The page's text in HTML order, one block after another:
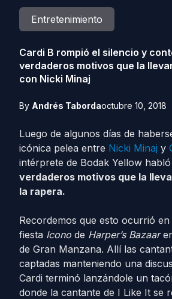
Entretenimiento
Cardi B rompió el silencio y
verdaderos motivos que la
con Nicki Minaj
By Andrés Tabordaoctubre 10, 2018
Luego de algunos días de
icónica pelea entre Nicki Minaj y
intérprete de Bodak Yellow
verdaderos motivos que la
la rapera.
Recordemos que esto ocurrió en
fiesta Icono de Harper’s Bazaar
de Gran Manzana. Allí las
captadas manteniendo una
Cardi terminó lanzándole un
donde la cantante de I Like It se